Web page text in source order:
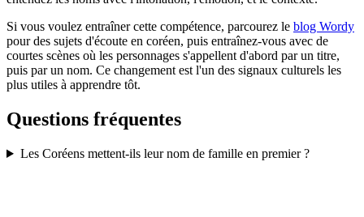
Si vous voulez entraîner cette compétence, parcourez le blog Wordy
pour des sujets d'écoute en coréen, puis entraînez-vous avec de
courtes scènes où les personnages s'appellent d'abord par un titre,
puis par un nom. Ce changement est l'un des signaux culturels les
plus utiles à apprendre tôt.
Questions fréquentes
Les Coréens mettent-ils leur nom de famille en premier ?